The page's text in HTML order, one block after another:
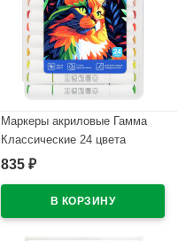
Маркеры акриловые Гамма
Классические 24 цвета
двусторонние пластиковый
835 ₽